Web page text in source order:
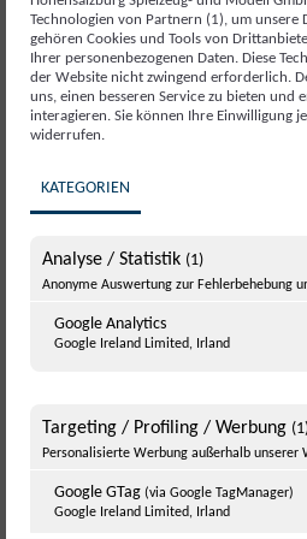
Düsentrieb, Erfindung
GLASKUPPEL ÜBER
Technologien von Partnern (1), um unsere
gehören Cookies und Tools von
Ihrer personenbezogenen Daten. Diese
der Website nicht zwingend erforderlich.
uns, einen besseren Service zu bieten und
interagieren. Sie können Ihre Einwilligung
widerrufen.
KATEGORIEN
Analyse / Statistik (1)
Anonyme Auswertung zur Fehlerbehebung
Google Analytics
Google Ireland Limited, Irland
Targeting / Profiling / Werbung
Personalisierte Werbung außerhalb unserer
Google GTag (via Google TagManager)
Google Ireland Limited, Irland